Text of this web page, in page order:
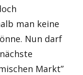
man keine
Nun darf
Markt”